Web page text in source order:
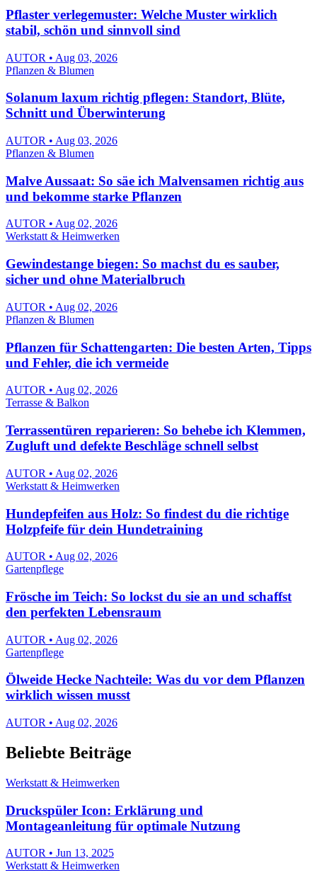
Pflaster verlegemuster: Welche Muster wirklich
stabil, schön und sinnvoll sind
AUTOR • Aug 03, 2026
Pflanzen & Blumen
Solanum laxum richtig pflegen: Standort, Blüte,
Schnitt und Überwinterung
AUTOR • Aug 03, 2026
Pflanzen & Blumen
Malve Aussaat: So säe ich Malvensamen richtig aus
und bekomme starke Pflanzen
AUTOR • Aug 02, 2026
Werkstatt & Heimwerken
Gewindestange biegen: So machst du es sauber,
sicher und ohne Materialbruch
AUTOR • Aug 02, 2026
Pflanzen & Blumen
Pflanzen für Schattengarten: Die besten Arten, Tipps
und Fehler, die ich vermeide
AUTOR • Aug 02, 2026
Terrasse & Balkon
Terrassentüren reparieren: So behebe ich Klemmen,
Zugluft und defekte Beschläge schnell selbst
AUTOR • Aug 02, 2026
Werkstatt & Heimwerken
Hundepfeifen aus Holz: So findest du die richtige
Holzpfeife für dein Hundetraining
AUTOR • Aug 02, 2026
Gartenpflege
Frösche im Teich: So lockst du sie an und schaffst
den perfekten Lebensraum
AUTOR • Aug 02, 2026
Gartenpflege
Ölweide Hecke Nachteile: Was du vor dem Pflanzen
wirklich wissen musst
AUTOR • Aug 02, 2026
Beliebte Beiträge
Werkstatt & Heimwerken
Druckspüler Icon: Erklärung und
Montageanleitung für optimale Nutzung
AUTOR • Jun 13, 2025
Werkstatt & Heimwerken